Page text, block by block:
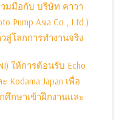
มมือกับ บริษัท คาวา
Pump Asia Co., Ltd.)
สู่โลกการทำงานจริง
ให้การต้อนรับ Echo
Kodama Japan เพื่อ
กษาเข้าฝึกงานและ